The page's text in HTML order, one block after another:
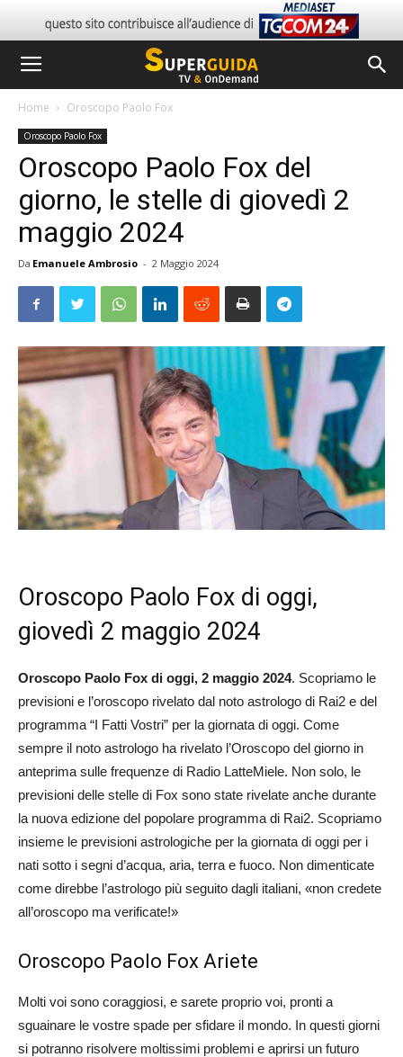
Home Oroscopo Paolo Fox
Oroscopo Paolo Fox
Oroscopo Paolo Fox del
giorno, le stelle di giovedì 2
maggio 2024
Da Emanuele Ambrosio - 2 Maggio 2024
Oroscopo Paolo Fox di oggi,
giovedì 2 maggio 2024
Oroscopo Paolo Fox di oggi, 2 maggio 2024. Scopriamo le
previsioni e l’oroscopo rivelato dal noto astrologo di Rai2 e del
programma “I Fatti Vostri” per la giornata di oggi. Come
sempre il noto astrologo ha rivelato l’Oroscopo del giorno in
anteprima sulle frequenze di Radio LatteMiele. Non solo, le
previsioni delle stelle di Fox sono state rivelate anche durante
la nuova edizione del popolare programma di Rai2. Scopriamo
insieme le previsioni astrologiche per la giornata di oggi per i
nati sotto i segni d’acqua, aria, terra e fuoco. Non dimenticate
come direbbe l’astrologo più seguito dagli italiani, «non credete
all’oroscopo ma verificate!»
Oroscopo Paolo Fox Ariete
Molti voi sono coraggiosi, e sarete proprio voi, pronti a
sguainare le vostre spade per sfidare il mondo. In questi giorni
si potranno risolvere moltissimi problemi e aprirsi un futuro